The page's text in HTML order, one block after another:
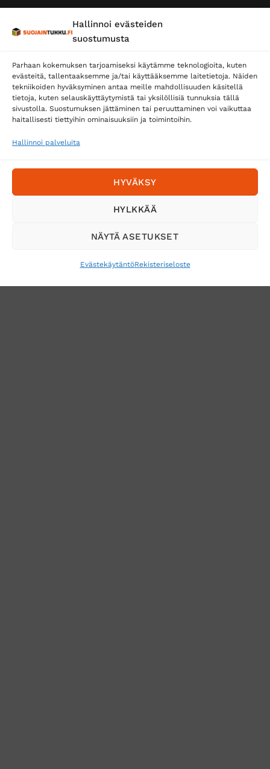
Hallinnoi evästeiden
suostumusta
Parhaan kokemuksen tarjoamiseksi käytämme teknologioita, kuten
evästeitä, tallentaaksemme ja/tai käyttääksemme laitetietoja. Näiden
tekniikoiden hyväksyminen antaa meille mahdollisuuden käsitellä
tietoja, kuten selauskäyttäytymistä tai yksilöllisiä tunnuksia tällä
sivustolla. Suostumuksen jättäminen tai peruuttaminen voi vaikuttaa
haitallisesti tiettyihin ominaisuuksiin ja toimintoihin.
Hallinnoi palveluita
HYVÄKSY
HYLKKÄÄ
NÄYTÄ ASETUKSET
EvästekäytäntöRekisteriseloste
Toimitustavat
Posti
Matkahuolto
Tilaa uutiskirje ja saat erikoisalennuksia